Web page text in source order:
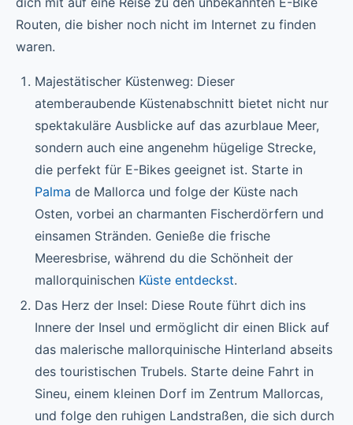
Routen, die bisher noch nicht im Internet zu finden
waren.
Majestätischer Küstenweg: Dieser
atemberaubende Küstenabschnitt bietet nicht nur
spektakuläre Ausblicke auf das azurblaue Meer,
sondern auch eine angenehm hügelige Strecke,
die perfekt für E-Bikes geeignet ist. Starte in
Palma de Mallorca und folge der Küste nach
Osten, vorbei an charmanten Fischerdörfern und
einsamen Stränden. Genieße die frische
Meeresbrise, während du die Schönheit der
mallorquinischen Küste entdeckst.
Das Herz der Insel: Diese Route führt dich ins
Innere der Insel und ermöglicht dir einen Blick auf
das malerische mallorquinische Hinterland abseits
des touristischen Trubels. Starte deine Fahrt in
Sineu, einem kleinen Dorf im Zentrum Mallorcas,
und folge den ruhigen Landstraßen, die sich durch